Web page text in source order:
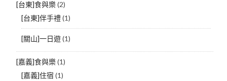
[台東]食與樂(2)
[台東]伴手禮(1)
[關山]一日遊(1)
[嘉義]食與樂(1)
[嘉義]住宿 (1)